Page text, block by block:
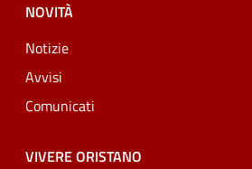
NOVITÀ
Notizie
Avvisi
Comunicati
VIVERE ORISTANO